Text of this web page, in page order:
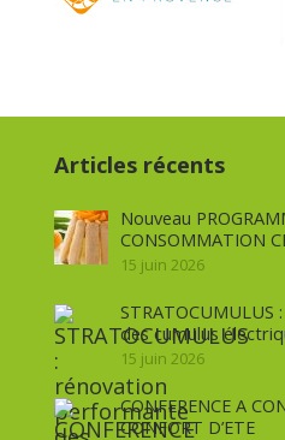
Articles récents
Nouveau
CONSOMMATION
15 juin 2026
des cumulus
15 juin 2026
CONFERENCE A
CONFORT D’ETE